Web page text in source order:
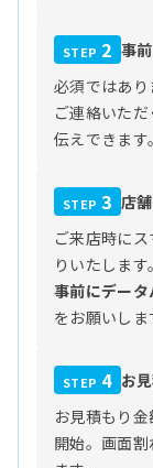
STEP 2 事
必須ではあ
ご連絡いた
伝えできます。
STEP 3 店
ご来店時に
りいたします。
事前にデー
をお願いしま
STEP 4 お
お見積もり
開始。画面